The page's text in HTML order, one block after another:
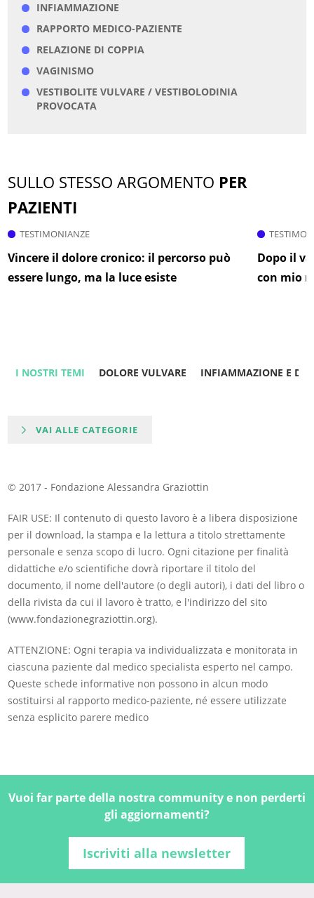
INFIAMMAZIONE
RAPPORTO MEDICO-PAZIENTE
RELAZIONE DI COPPIA
VAGINISMO
VESTIBOLITE VULVARE / VESTIBOLODINIA
PROVOCATA
SULLO STESSO ARGOMENTO PER
PAZIENTI
TESTIMONIANZE
Vincere il dolore cronico: il percorso può
essere lungo, ma la luce esiste
Dopo il
con mio
I NOSTRI TEMI DOLORE VULVARE INFIAMMAZIONE E
VAI ALLE CATEGORIE
© 2017 - Fondazione Alessandra Graziottin
FAIR USE: Il contenuto di questo lavoro è a libera disposizione
per il download, la stampa e la lettura a titolo strettamente
personale e senza scopo di lucro. Ogni citazione per finalità
didattiche e/o scientifiche dovrà riportare il titolo del
documento, il nome dell'autore (o degli autori), i dati del libro o
della rivista da cui il lavoro è tratto, e l'indirizzo del sito
(www.fondazionegraziottin.org).
ATTENZIONE: Ogni terapia va individualizzata e monitorata in
ciascuna paziente dal medico specialista esperto nel campo.
Queste schede informative non possono in alcun modo
sostituirsi al rapporto medico-paziente, né essere utilizzate
senza esplicito parere medico
Vuoi far parte della nostra community e non perderti
gli aggiornamenti?
Iscriviti alla newsletter